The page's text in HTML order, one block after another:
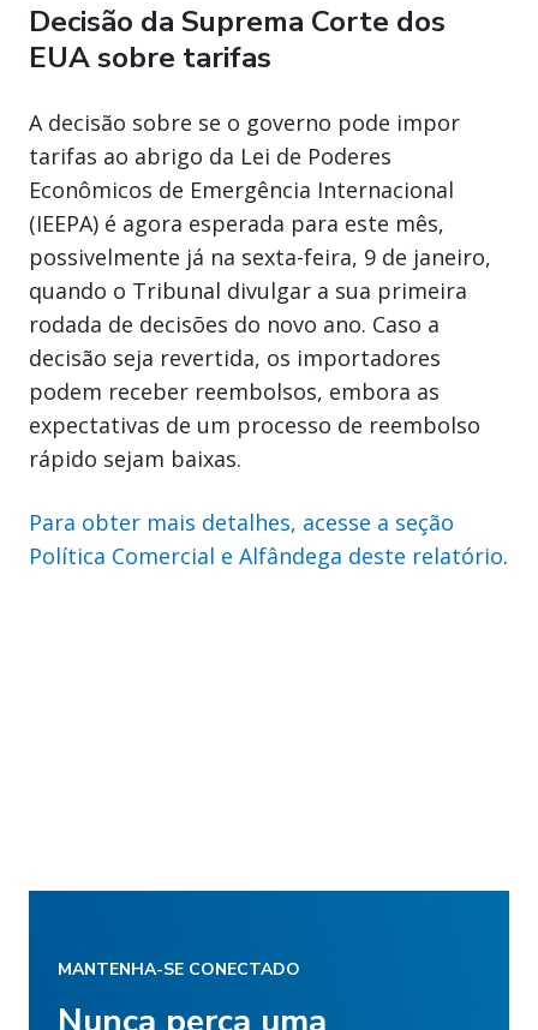
Decisão da Suprema Corte dos
EUA sobre tarifas
A decisão sobre se o governo pode impor
tarifas ao abrigo da Lei de Poderes
Econômicos de Emergência Internacional
(IEEPA) é agora esperada para este mês,
possivelmente já na sexta-feira, 9 de janeiro,
quando o Tribunal divulgar a sua primeira
rodada de decisões do novo ano. Caso a
decisão seja revertida, os importadores
podem receber reembolsos, embora as
expectativas de um processo de reembolso
rápido sejam baixas.
Para obter mais detalhes, acesse a seção
Política Comercial e Alfândega deste relatório.
MANTENHA-SE CONECTADO